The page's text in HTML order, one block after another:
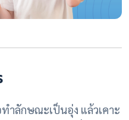
ำลักษณะเป็นอุ่ง แล้วเคาะ